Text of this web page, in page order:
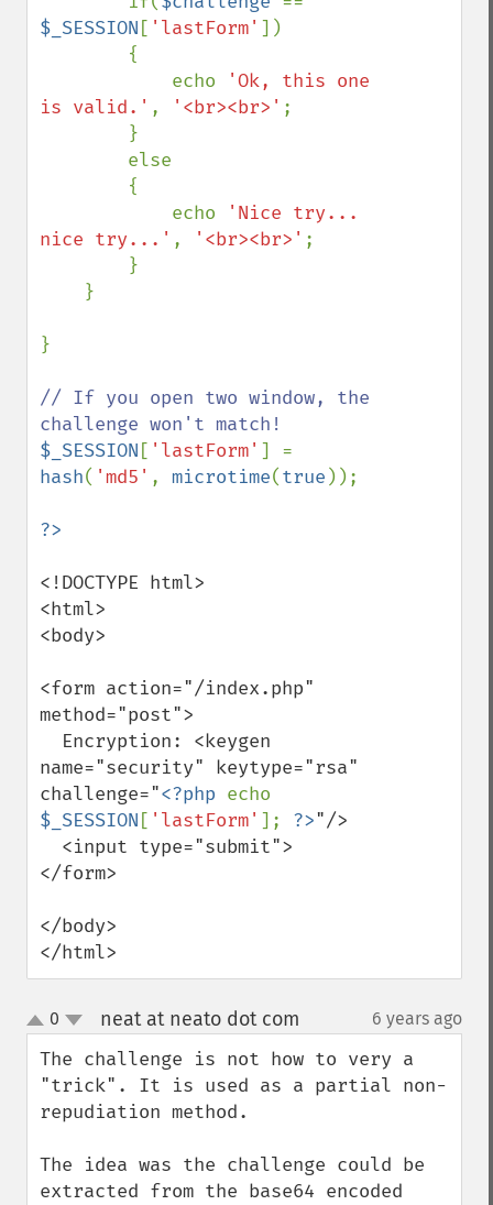
$_SESSION [ 'lastForm' ])
            echo
'Ok, this one
is valid.' , '<br><br>' ;
            echo
'Nice try...
nice try...' , '<br><br>' ;
}
// If you open two window, the
$_SESSION [ 'lastForm'
hash( 'md5' , microtime(true ));
<!DOCTYPE html>
<html>
<body>
<form action="/index.php"
method="post">
name="security" keytype="rsa"
challenge="<?php
$_SESSION [ 'lastForm' ]; ?>"/>
</form>
</body>
</html>
up
down
0 neat at neato dot com 6 years ago
The challenge is not how to very a
"trick". It is used as a partial non-
repudiation method.
The idea was the challenge could be
extracted from the base64 encoded